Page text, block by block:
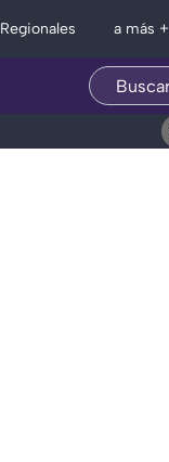
Regionales a más +